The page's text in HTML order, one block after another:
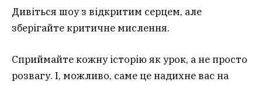
Дивіться шоу з відкритим серцем, але
зберігайте критичне мислення.
Сприймайте кожну історію як урок, а не просто
розвагу. І, можливо, саме це надихне вас на